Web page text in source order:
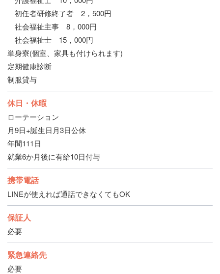
初任者研修終了者 2，500円
社会福祉主事 8，000円
社会福祉士 15，000円
単身寮(個室、家具も付けられます)
定期健康診断
制服貸与
休日・休暇
ローテーション
月9日+誕生日月3日公休
年間111日
就業6か月後に有給10日付与
携帯電話
LINEが使えれば通話できなくてもOK
保証人
必要
緊急連絡先
必要